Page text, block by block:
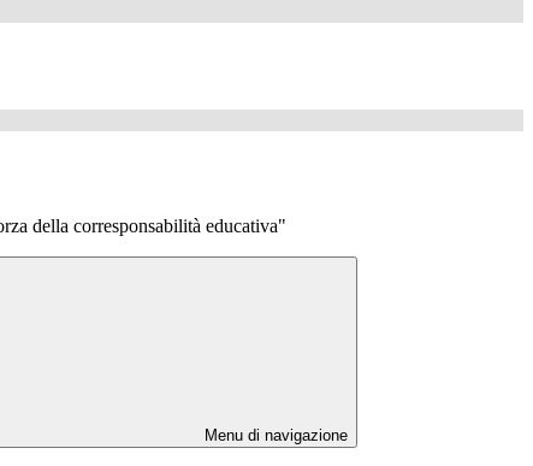
della corresponsabilità educativa"
Menu di navigazione